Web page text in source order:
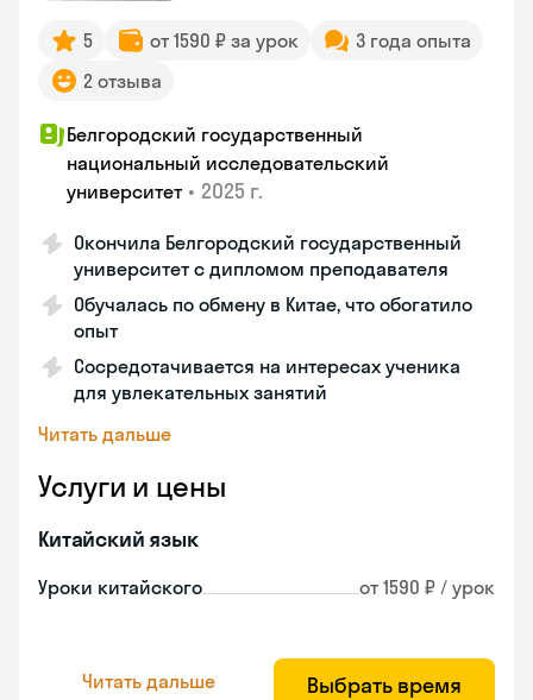
5 от 1590 ₽ за урок
3 года опыта
2 отзыва
Белгородский государственный
национальный исследовательский
университет • 2025 г.
Окончила Белгородский государственный
университет с дипломом преподавателя
Обучалась по обмену в Китае, что обогатило
опыт
Сосредотачивается на интересах ученика
для увлекательных занятий
Читать дальше
Услуги и цены
Китайский язык
Уроки китайского от 1590 ₽ / урок
Читать дальше Выбрать время